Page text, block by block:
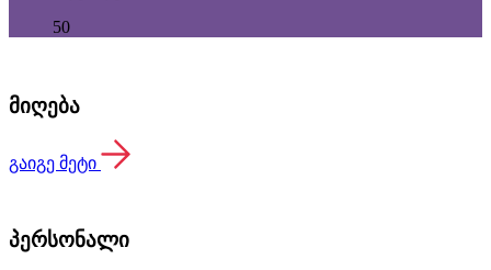
50
მიღება
გაიგე მეტი
პერსონალი